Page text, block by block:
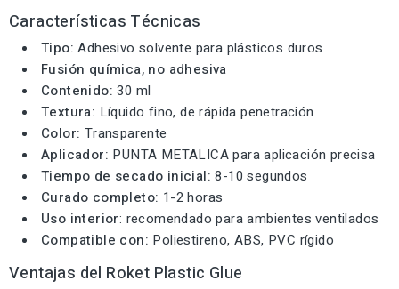
Características Técnicas
Tipo: Adhesivo solvente para plásticos duros
Fusión química, no adhesiva
Contenido: 30 ml
Textura: Líquido fino, de rápida penetración
Color: Transparente
Aplicador: PUNTA METALICA para aplicación precisa
Tiempo de secado inicial: 8-10 segundos
Curado completo: 1-2 horas
Uso interior: recomendado para ambientes ventilados
Compatible con: Poliestireno, ABS, PVC rígido
Ventajas del Roket Plastic Glue